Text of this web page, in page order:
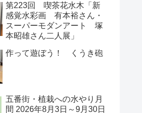
第223回 喫茶花水木「新
感覚水彩画 有本裕さん・
スーパーモダンアート 塚
本昭雄さん二人展」
作って遊ぼう！ くうき砲
五番街・植栽への水やり月
間 2026年8月3日～9月30日